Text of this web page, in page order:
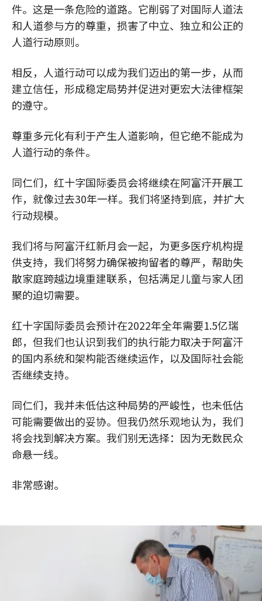
件。这是一条危险的道路。它削弱了对国际人道法
和人道参与方的尊重，损害了中立、独立和公正的
人道行动原则。
相反，人道行动可以成为我们迈出的第一步，从而
建立信任，形成稳定局势并促进对更宏大法律框架
的遵守。
尊重多元化有利于产生人道影响，但它绝不能成为
人道行动的条件。
同仁们，红十字国际委员会将继续在阿富汗开展工
作，就像过去30年一样。我们将坚持到底，并扩大
行动规模。
我们将与阿富汗红新月会一起，为更多医疗机构提
供支持，我们将努力确保被拘留者的尊严，帮助失
散家庭跨越边境重建联系，包括满足儿童与家人团
聚的迫切需要。
红十字国际委员会预计在2022年全年需要1.5亿瑞
郎，但我们也认识到我们的执行能力取决于阿富汗
的国内系统和架构能否继续运作，以及国际社会能
否继续支持。
同仁们，我并未低估这种局势的严峻性，也未低估
可能需要做出的妥协。但我仍然乐观地认为，我们
将会找到解决方案。我们别无选择：因为无数民众
命悬一线。
非常感谢。